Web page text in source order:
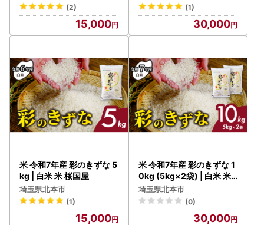
(2)
15,000
(1)
30,000
米 令和7年産 彩のきずな 5
kg | 白米 米 桜国屋
埼玉県北本市
(1)
15,000
米 令和7年産 彩のきずな 1
0kg (5kg×2袋) | 白米 米
桜国屋
埼玉県北本市
(0)
30,000